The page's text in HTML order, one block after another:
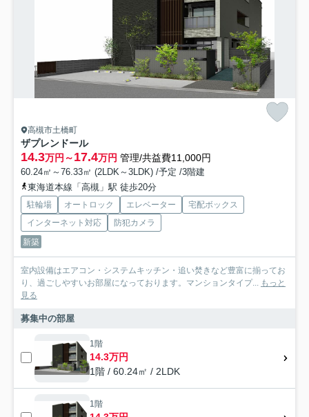
高槻市土橋町
ザプレンドール
14.3万円～17.4万円 管理/共益費11,000円
60.24㎡～76.33㎡ (2LDK～3LDK) /予定 /3階建
東海道本線「高槻」駅 徒歩20分
駐輪場 オートロック エレベーター
宅配ボックス
インターネット対応
防犯カメラ
新築
室内設備はエアコン・システムキッチン・追い焚きなど豊富に揃ってお
り、過ごしやすいお部屋になっております。マンションタイプ...
もっと
見る
募集中の部屋
1階
14.3万円
1階 / 60.24㎡ / 2LDK
1階